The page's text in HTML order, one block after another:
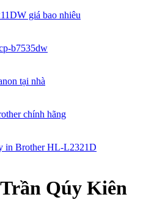
giá bao nhiêu
b7535dw
tại nhà
chính hãng
in Brother HL-L2321D
Qúy Kiên